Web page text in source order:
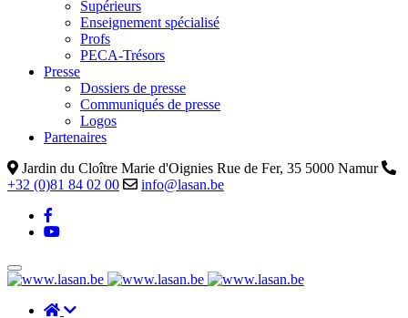
Supérieurs
Enseignement spécialisé
Profs
PECA-Trésors
Presse
Dossiers de presse
Communiqués de presse
Logos
Partenaires
Jardin du Cloître Marie d'Oignies Rue de Fer, 35 5000 Namur
+32 (0)81 84 02 00
info@lasan.be